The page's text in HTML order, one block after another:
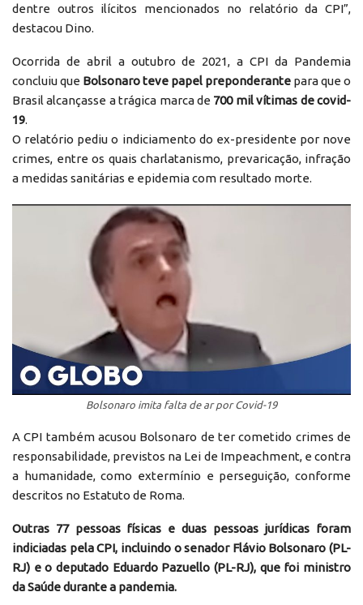
dentre outros ilícitos mencionados no relatório da CPI”,
destacou Dino.
Ocorrida de abril a outubro de 2021, a CPI da Pandemia
concluiu que Bolsonaro teve papel preponderante para que o
Brasil alcançasse a trágica marca de 700 mil vítimas de covid-
19.
O relatório pediu o indiciamento do ex-presidente por nove
crimes, entre os quais charlatanismo, prevaricação, infração
a medidas sanitárias e epidemia com resultado morte.
Bolsonaro imita falta de ar por Covid-19
A CPI também acusou Bolsonaro de ter cometido crimes de
responsabilidade, previstos na Lei de Impeachment, e contra
a humanidade, como extermínio e perseguição, conforme
descritos no Estatuto de Roma.
Outras 77 pessoas físicas e duas pessoas jurídicas foram
indiciadas pela CPI, incluindo o senador Flávio Bolsonaro (PL-
RJ) e o deputado Eduardo Pazuello (PL-RJ), que foi ministro
da Saúde durante a pandemia.